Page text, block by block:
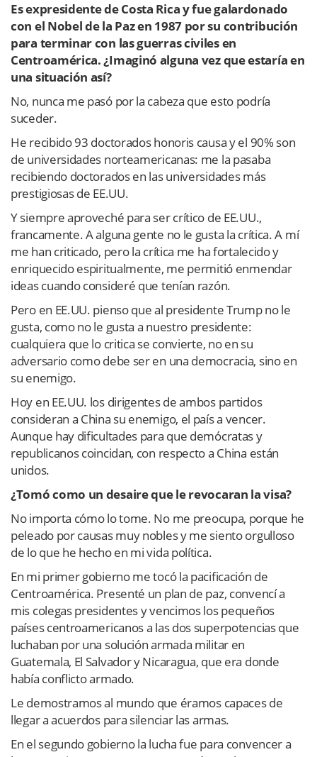
Es expresidente de Costa Rica y fue galardonado
con el Nobel de la Paz en 1987 por su contribución
para terminar con las guerras civiles en
Centroamérica. ¿Imaginó alguna vez que estaría en
una situación así?
No, nunca me pasó por la cabeza que esto podría
suceder.
He recibido 93 doctorados honoris causa y el 90% son
de universidades norteamericanas: me la pasaba
recibiendo doctorados en las universidades más
prestigiosas de EE.UU.
Y siempre aproveché para ser crítico de EE.UU.,
francamente. A alguna gente no le gusta la crítica. A mí
me han criticado, pero la crítica me ha fortalecido y
enriquecido espiritualmente, me permitió enmendar
ideas cuando consideré que tenían razón.
Pero en EE.UU. pienso que al presidente Trump no le
gusta, como no le gusta a nuestro presidente:
cualquiera que lo critica se convierte, no en su
adversario como debe ser en una democracia, sino en
su enemigo.
Hoy en EE.UU. los dirigentes de ambos partidos
consideran a China su enemigo, el país a vencer.
Aunque hay dificultades para que demócratas y
republicanos coincidan, con respecto a China están
unidos.
¿Tomó como un desaire que le revocaran la visa?
No importa cómo lo tome. No me preocupa, porque he
peleado por causas muy nobles y me siento orgulloso
de lo que he hecho en mi vida política.
En mi primer gobierno me tocó la pacificación de
Centroamérica. Presenté un plan de paz, convencí a
mis colegas presidentes y vencimos los pequeños
países centroamericanos a las dos superpotencias que
luchaban por una solución armada militar en
Guatemala, El Salvador y Nicaragua, que era donde
había conflicto armado.
Le demostramos al mundo que éramos capaces de
llegar a acuerdos para silenciar las armas.
En el segundo gobierno la lucha fue para convencer a